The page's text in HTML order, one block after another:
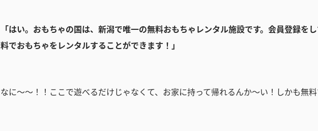
「はい。おもちゃの国は、新潟で唯一の無料おもちゃレンタル施設です。会員登録を
料でおもちゃをレンタルすることができます！」
なに～～！！ここで遊べるだけじゃなくて、お家に持って帰れるんか～い！しかも無